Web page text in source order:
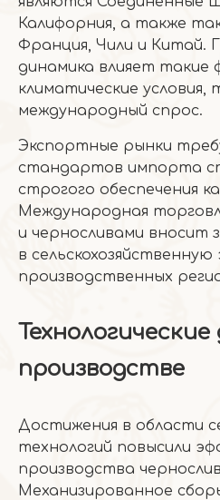
Калифорния, а также
Франция, Чили и Китай.
динамика влияет такие
климатические условия,
международный спрос.
Экспортные рынки
стандартов импорта
строгого обеспечения
Международная
и черносливами вносит
в сельскохозяйственную
производственных
производстве
Достижения в области
технологий повысили
производства
Механизированное